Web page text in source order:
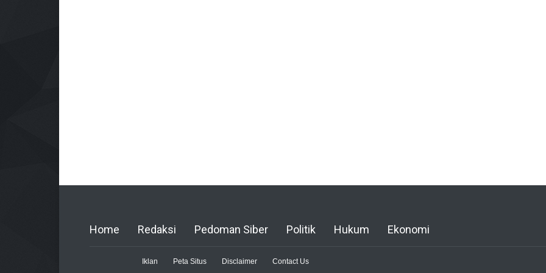
Home Redaksi Pedoman Siber Politik Hukum Ekonomi
Iklan Peta Situs Disclaimer Contact Us